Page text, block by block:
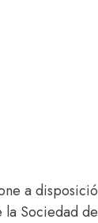
a
Sociedad